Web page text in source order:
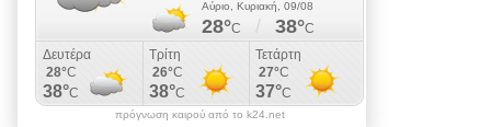
πρόγνωση καιρού από το k24.net